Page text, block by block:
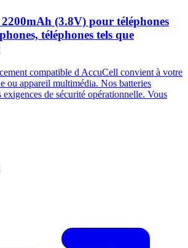
(3.8V) pour téléphones
téléphones tels que
compatible d AccuCell convient à votre
ou appareil multimédia. Nos batteries
exigences de sécurité opérationnelle. Vous